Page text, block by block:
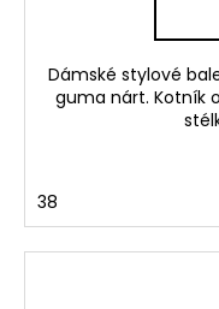
Dámské stylové
guma nárt. Kotník
38